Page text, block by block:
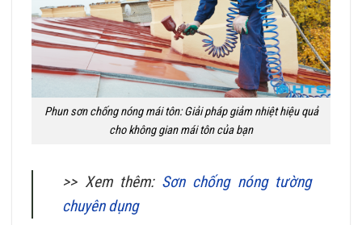
Phun sơn chống nóng mái tôn: Giải pháp giảm nhiệt hiệu quả
cho không gian mái tôn của bạn
>> Xem thêm: Sơn chống nóng tường
chuyên dụng